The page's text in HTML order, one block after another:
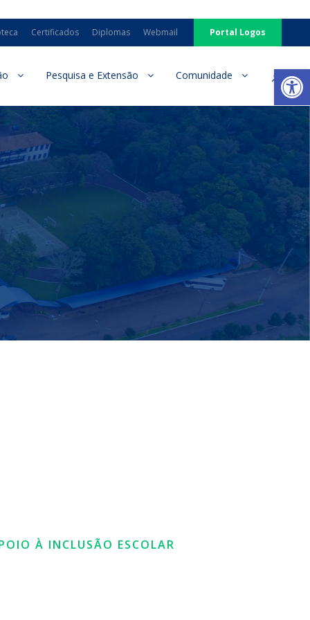
Certificados Diplomas Webmail Portal Logos
Pesquisa e Extensão Comunidade
À INCLUSÃO ESCOLAR